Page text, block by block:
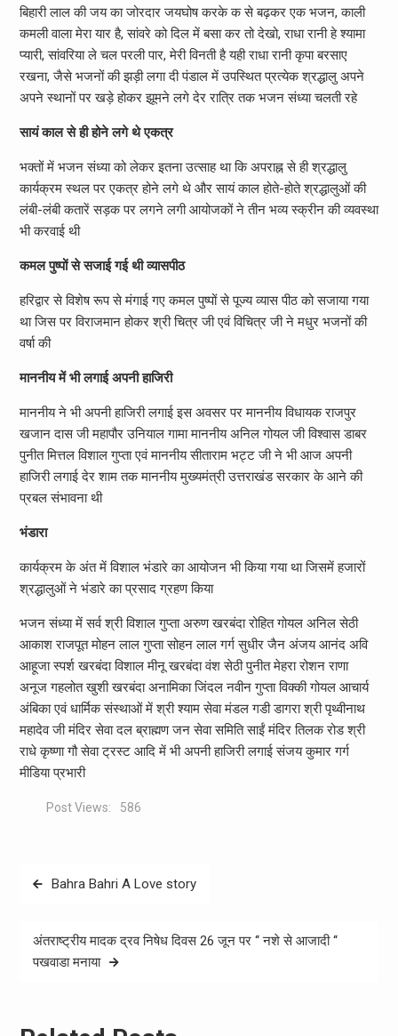
बिहारी लाल की जय का जोरदार जयघोष करके क से बढ़कर एक भजन, काली
कमली वाला मेरा यार है, सांवरे को दिल में बसा कर तो देखो, राधा रानी हे श्यामा
प्यारी, सांवरिया ले चल परली पार, मेरी विनती है यही राधा रानी कृपा बरसाए
रखना, जैसे भजनों की झड़ी लगा दी पंडाल में उपस्थित प्रत्येक श्रद्धालु अपने
अपने स्थानों पर खड़े होकर झूमने लगे देर रात्रि तक भजन संध्या चलती रहे
सायं काल से ही होने लगे थे एकत्र
भक्तों में भजन संध्या को लेकर इतना उत्साह था कि अपराह्न से ही श्रद्धालु
कार्यक्रम स्थल पर एकत्र होने लगे थे और सायं काल होते-होते श्रद्धालुओं की
लंबी-लंबी कतारें सड़क पर लगने लगी आयोजकों ने तीन भव्य स्क्रीन की व्यवस्था
भी करवाई थी
कमल पुष्पों से सजाई गई थी व्यासपीठ
हरिद्वार से विशेष रूप से मंगाई गए कमल पुष्पों से पूज्य व्यास पीठ को सजाया गया
था जिस पर विराजमान होकर श्री चित्र जी एवं विचित्र जी ने मधुर भजनों की
वर्षा की
माननीय में भी लगाई अपनी हाजिरी
माननीय ने भी अपनी हाजिरी लगाई इस अवसर पर माननीय विधायक राजपुर
खजान दास जी महापौर उनियाल गामा माननीय अनिल गोयल जी विश्वास डाबर
पुनीत मित्तल विशाल गुप्ता एवं माननीय सीताराम भट्ट जी ने भी आज अपनी
हाजिरी लगाई देर शाम तक माननीय मुख्यमंत्री उत्तराखंड सरकार के आने की
प्रबल संभावना थी
भंडारा
कार्यक्रम के अंत में विशाल भंडारे का आयोजन भी किया गया था जिसमें हजारों
श्रद्धालुओं ने भंडारे का प्रसाद ग्रहण किया
भजन संध्या में सर्व श्री विशाल गुप्ता अरुण खरबंदा रोहित गोयल अनिल सेठी
आकाश राजपूत मोहन लाल गुप्ता सोहन लाल गर्ग सुधीर जैन अंजय आनंद अवि
आहूजा स्पर्श खरबंदा विशाल मीनू खरबंदा वंश सेठी पुनीत मेहरा रोशन राणा
अनूज गहलोत खुशी खरबंदा अनामिका जिंदल नवीन गुप्ता विक्की गोयल आचार्य
अंबिका एवं धार्मिक संस्थाओं में श्री श्याम सेवा मंडल गडी डागरा श्री पृथ्वीनाथ
महादेव जी मंदिर सेवा दल ब्राह्मण जन सेवा समिति साईं मंदिर तिलक रोड श्री
राधे कृष्णा गौ सेवा ट्रस्ट आदि में भी अपनी हाजिरी लगाई संजय कुमार गर्ग
मीडिया प्रभारी
Post Views: 586
PostBahra Bahri A Love story
अंतराष्ट्रीय मादक द्रव निषेध दिवस 26 जून पर ‘‘ नशे से आजादी ‘‘
पखवाडा मनाया